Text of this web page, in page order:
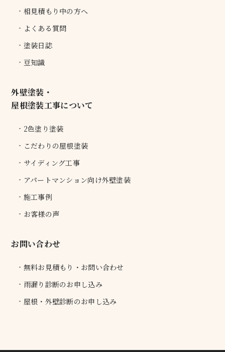
相見積もり中の方へ
よくある質問
塗装日誌
豆知識
外壁塗装・
屋根塗装工事について
2色塗り塗装
こだわりの屋根塗装
サイディング工事
アパートマンション向け外壁塗装
施工事例
お客様の声
お問い合わせ
無料お見積もり・お問い合わせ
雨漏り診断のお申し込み
屋根・外壁診断のお申し込み